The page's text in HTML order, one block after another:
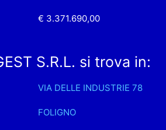
€ 3.371.690,00
S.R.L. si trova in:
VIA DELLE INDUSTRIE 78
FOLIGNO